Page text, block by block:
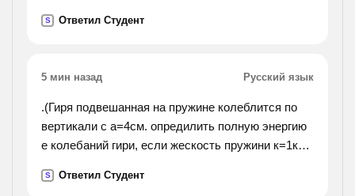
S Ответил Студент
5 мин назад Русский язык
.(Гиря подвешанная на пружине колеблится по
вертикали с а=4см. опредилить полную энергию
е колебаний гири, если жескость пружини к=1кн/
S Ответил Студент